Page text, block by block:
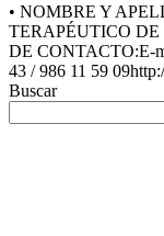
• NOMBRE Y
TERAPÉUTICO
DE CONTACTO:E-
43 / 986 11 59
Buscar